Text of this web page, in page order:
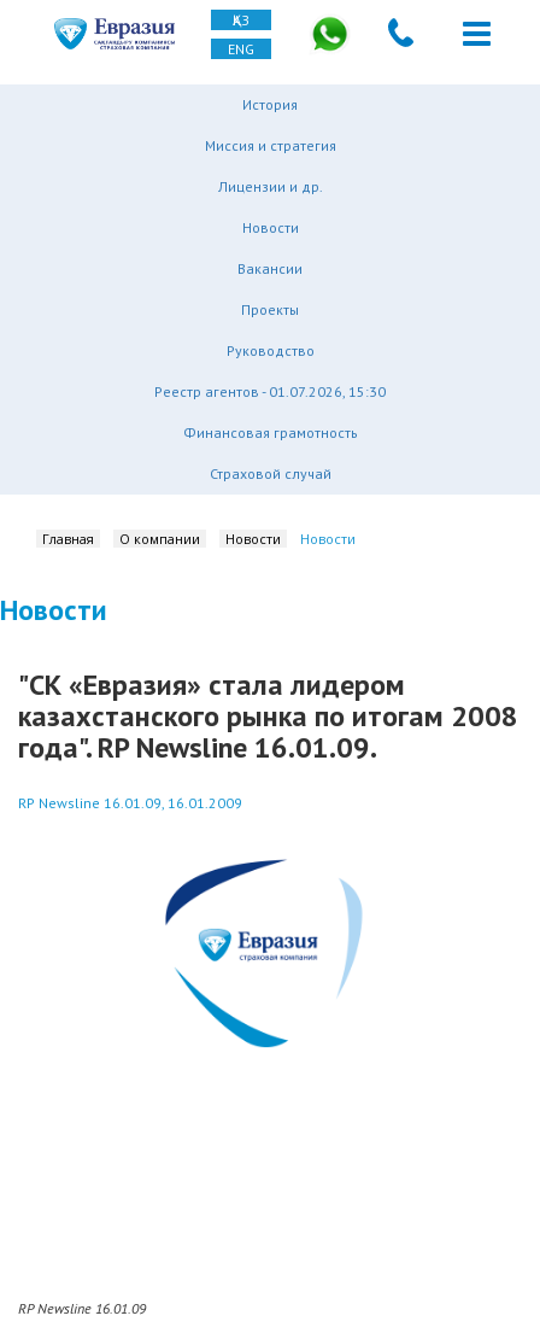
ҚАЗ
ENG
История
Миссия и стратегия
Лицензии и др.
Новости
Вакансии
Проекты
Руководство
Реестр агентов - 01.07.2026, 15:30
Финансовая грамотность
Страховой случай
Главная О компании Новости Новости
Новости
"СК «Евразия» стала лидером
казахстанского рынка по итогам 2008
года". RP Newsline 16.01.09.
RP Newsline 16.01.09, 16.01.2009
RP Newsline 16.01.09